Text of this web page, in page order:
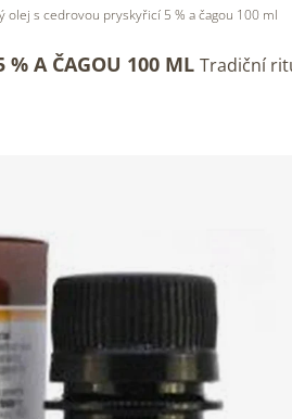
olej s cedrovou pryskyřicí 5 % a čagou 100 ml
% A ČAGOU 100 ML Tradiční